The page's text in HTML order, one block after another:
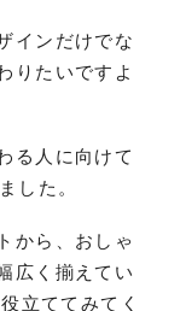
インだけでな
りたいですよ
る人に向けて
した。
から、おしゃ
広く揃えてい
立ててみてく